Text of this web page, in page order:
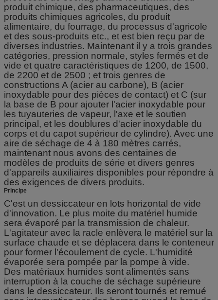
produit chimique, des pharmaceutiques, des
produits chimiques agricoles, du produit
alimentaire, du fourrage, du processus d'agricole
et des sous-produits etc., et est bien reçu par de
diverses industries. Maintenant il y a trois grandes
catégories, pression normale, styles fermés et de
vide et quatre caractéristiques de 1200, de 1500,
de 2200 et de 2500 ; et trois genres de
constructions A (acier au carbone), B (acier
inoxydable pour des pièces de contact) et C (sur
la base de B pour ajouter l'acier inoxydable pour
les tuyauteries de vapeur, l'axe et le soutien
principal, et les doublures d'acier inoxydable du
corps et du capot supérieur de cylindre). Avec une
aire de séchage de 4 à 180 mètres carrés,
maintenant nous avons des centaines de
modèles de produits de série et divers genres
d'appareils auxiliaires disponibles pour répondre à
des exigences de divers produits.
Principe
C'est un dessiccateur en lots horizontal de vide
d'innovation. Le plus moite du matériel humide
sera évaporé par la transmission de chaleur.
L'agitateur avec la racle enlèvera le matériel sur la
surface chaude et se déplacera dans le conteneur
pour former l'écoulement de cycle. L'humidité
évaporée sera pompée par la pompe à vide.
Des matériaux humides sont alimentés sans
interruption à la couche de séchage supérieure
dans le dessiccateur. Ils seront tournés et remué